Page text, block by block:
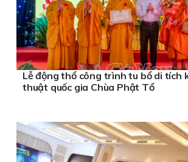
Lễ động thổ công trình tu bổ di tích
thuật quốc gia Chùa Phật Tổ